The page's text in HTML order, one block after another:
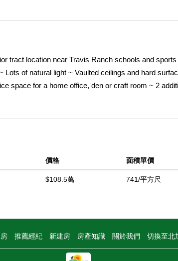
tract location near Travis Ranch schools and
of natural light ~ Vaulted ceilings and hard
space for a home office, den or craft room ~ 2
patio and lush landscaping!
價格 面積單價
$108.5萬 741/平方尺
推薦經紀 新建房 房產知識 關於我們 切換至北